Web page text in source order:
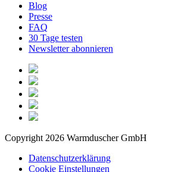
Blog
Presse
FAQ
30 Tage testen
Newsletter abonnieren
Copyright 2026 Warmduscher GmbH
Datenschutzerklärung
Cookie Einstellungen